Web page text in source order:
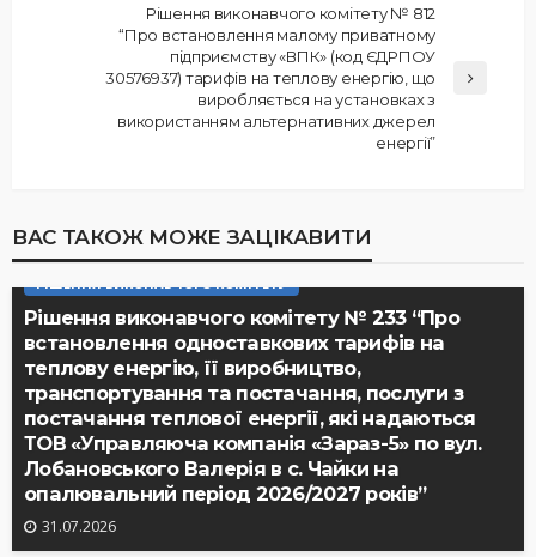
Рішення виконавчого комітету № 812
“Про встановлення малому приватному
підприємству «ВПК» (код ЄДРПОУ
30576937) тарифів на теплову енергію, що
виробляється на установках з
використанням альтернативних джерел
енергії”
ВАС ТАКОЖ МОЖЕ ЗАЦІКАВИТИ
Рішення виконавчого комітету № 233 “Про
встановлення одноставкових тарифів на
теплову енергію, її виробництво,
транспортування та постачання, послуги з
постачання теплової енергії, які надаються
ТОВ «Управляюча компанія «Зараз-5» по вул.
Лобановського Валерія в с. Чайки на
опалювальний період 2026/2027 років”
31.07.2026